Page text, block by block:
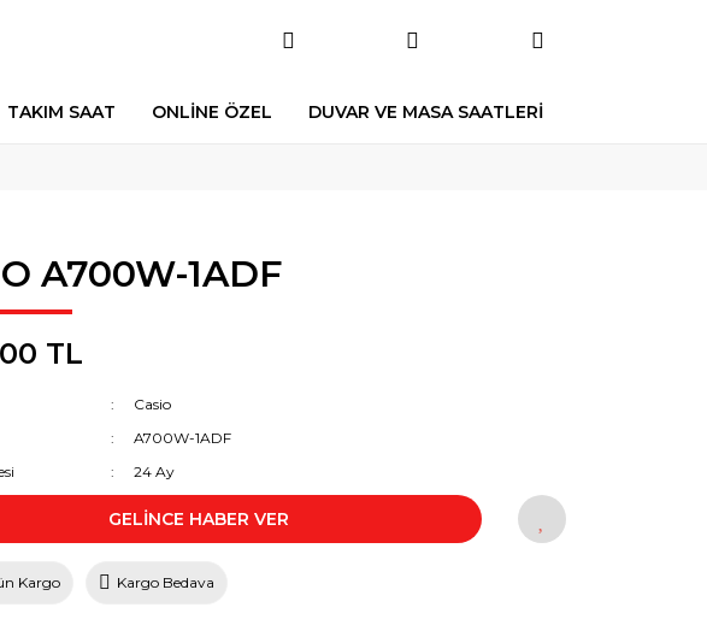
TAKIM SAAT ONLİNE ÖZEL DUVAR VE MASA SAATLERİ
A700W-1ADF
TL
Casio
A700W-1ADF
24 Ay
GELİNCE HABER VER
Kargo Kargo Bedava